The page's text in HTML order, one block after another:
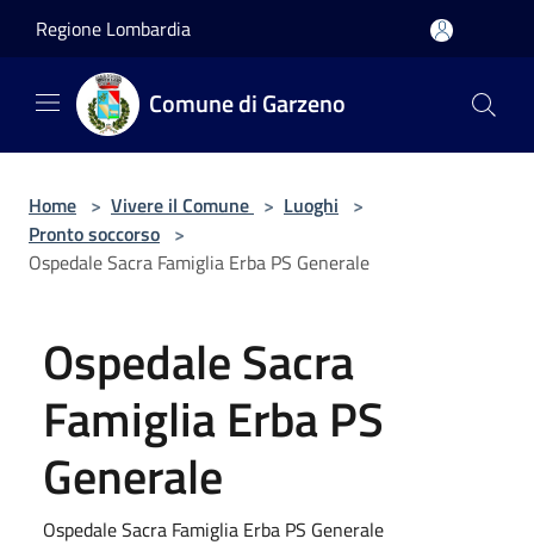
Regione Lombardia
Comune di Garzeno
Home > Vivere il Comune > Luoghi >
Pronto soccorso >
Ospedale Sacra Famiglia Erba PS Generale
Ospedale Sacra
Famiglia Erba PS
Generale
Ospedale Sacra Famiglia Erba PS Generale